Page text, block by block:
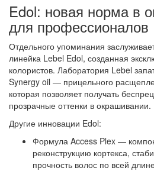
Edol: новая норма в
для профессионалов
Отдельного упоминания
линейка Lebel Edol, созданная
колористов. Лаборатория Lebel
Synergy oil — прицельного
которая позволяет получать
прозрачные оттенки в окрашивании.
Другие инновации Edol:
Формула Access Plex —
реконструкцию кортекса,
прочность волос по всей